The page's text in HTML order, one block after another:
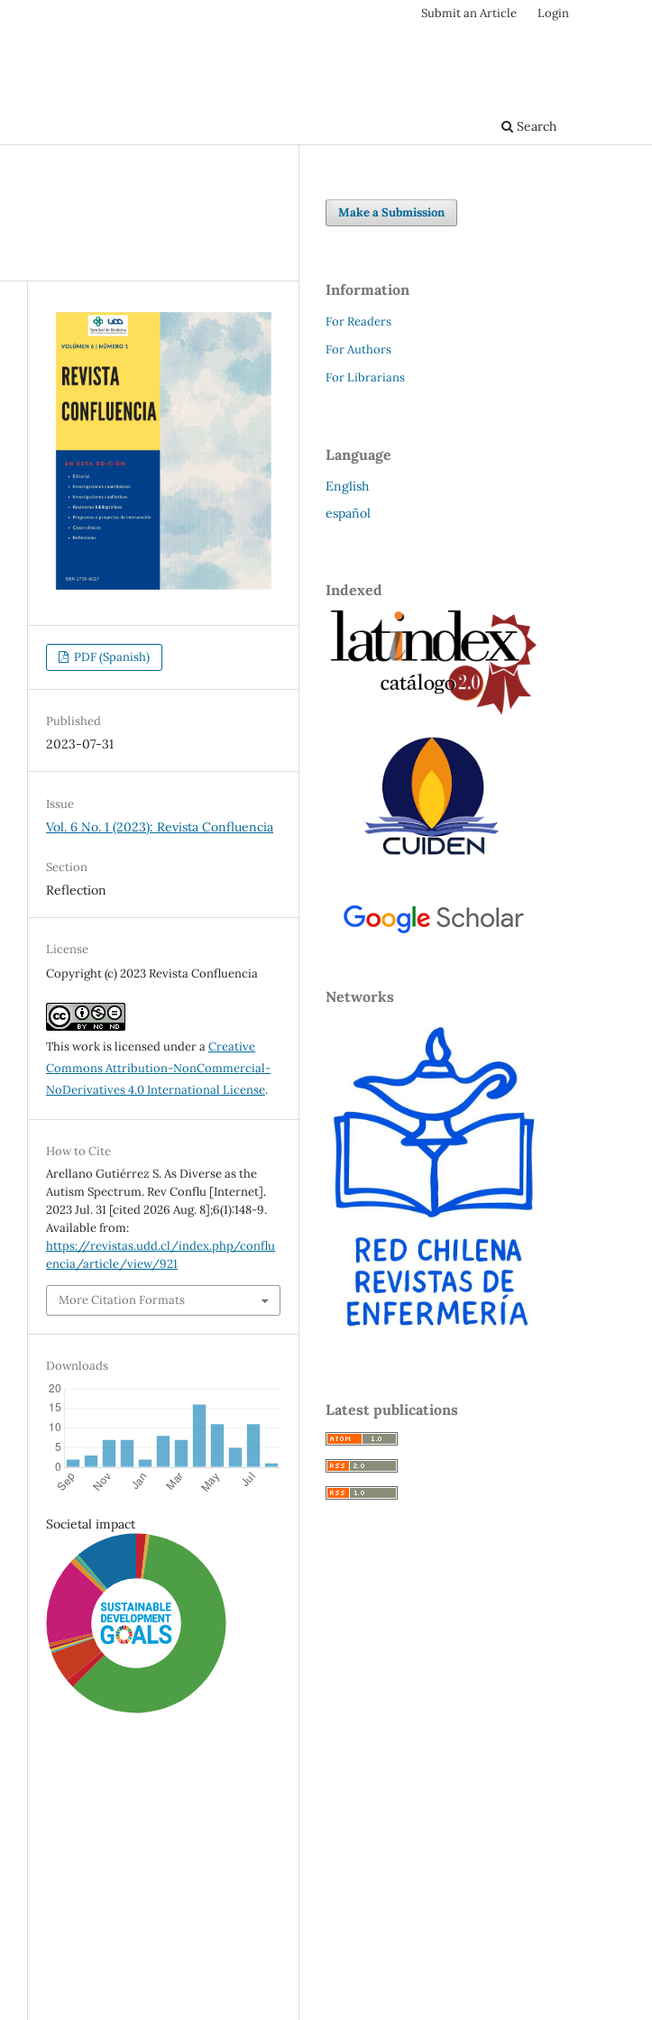
Search
Submit an Article Login
PDF (Spanish)
Published
2023-07-31
Issue
Vol. 6 No. 1 (2023): Revista Confluencia
Section
Reflection
License
Copyright (c) 2023 Revista Confluencia
This work is licensed under aCreative
Commons Attribution-NonCommercial-
NoDerivatives 4.0 International License.
How to Cite
Arellano Gutiérrez S. As Diverse as the
Autism Spectrum. Rev Conflu [Internet].
2023 Jul. 31 [cited 2026 Aug. 8];6(1):148-9.
Available from:
https://revistas.udd.cl/index.php/conflu
encia/article/view/921
More Citation Formats
Downloads
Societal impact
Make a Submission
Information
For Readers
For Authors
For Librarians
Language
English
español
Indexed
Networks
Latest publications